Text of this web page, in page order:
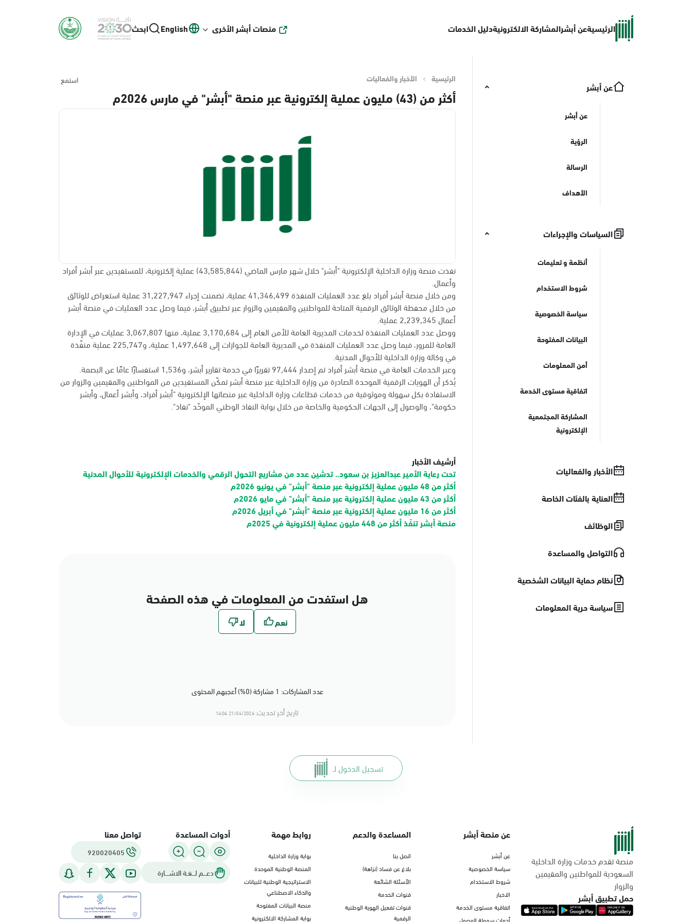
الرئيسيةعن أبشرالمشاركة الالكترونيةدليل الخدمات منصات أبشر الأخرى English ابحث
عن أبشر
عن أبشر
الرؤية
الرسالة
الأهداف
السياسات والإجراءات
أنظمة و تعليمات
شروط الاستخدام
سياسة الخصوصية
البيانات المفتوحة
أمن المعلومات
اتفاقية مستوى الخدمة
المشاركة المجتمعية
الإلكترونية
الأخبار والفعاليات
العناية بالفئات الخاصة
الوظائف
التواصل والمساعدة
نظام حماية البيانات الشخصية
سياسة حرية المعلومات
الرئيسية الأخبار والفعاليات استمع
أكثر من (43) مليون عملية إلكترونية عبر منصة "أبشر" في مارس 2026م
نفذت منصة وزارة الداخلية الإلكترونية "أبشر" خلال شهر مارس الماضي (43,585,844) عملية إلكترونية، للمستفيدين عبر أبشر أفراد
وأعمال.
ومن خلال منصة أبشر أفراد بلغ عدد العمليات المنفذة 41,346,499 عملية، تضمنت إجراء 31,227,947 عملية استعراض للوثائق
من خلال محفظة الوثائق الرقمية المتاحة للمواطنين والمقيمين والزوار عبر تطبيق أبشر، فيما وصل عدد العمليات في منصة أبشر
أعمال 2,239,345 عملية.
ووصل عدد العمليات المنفذة لخدمات المديرية العامة للأمن العام إلى 3,170,684 عملية، منها 3,067,807 عمليات في الإدارة
العامة للمرور، فيما وصل عدد العمليات المنفذة في المديرية العامة للجوازات إلى 1,497,648 عملية، و225,747 عملية منفّذة
في وكالة وزارة الداخلية للأحوال المدنية.
وعبر الخدمات العامة في منصة أبشر أفراد تم إصدار 97,444 تقريرًا في خدمة تقارير أبشر، و1,536 استفسارًا عامًا عن البصمة.
يُذكر أن الهويات الرقمية الموحدة الصادرة من وزارة الداخلية عبر منصة أبشر تمكّن المستفيدين من المواطنين والمقيمين والزوار من
الاستفادة بكل سهولة وموثوقية من خدمات قطاعات وزارة الداخلية عبر منصاتها الإلكترونية "أبشر أفراد، وأبشر أعمال، وأبشر
حكومة"، والوصول إلى الجهات الحكومية والخاصة من خلال بوابة النفاذ الوطني الموحّد "نفاذ".
أرشيف الأخبار
تحت رعاية الأمير عبدالعزيز بن سعود.. تدشين عدد من مشاريع التحول الرقمي والخدمات الإلكترونية للأحوال المدنية
أكثر من 48 مليون عملية إلكترونية عبر منصة "أبشر" في يونيو 2026م
أكثر من 43 مليون عملية إلكترونية عبر منصة "أبشر" في مايو 2026م
أكثر من 16 مليون عملية إلكترونية عبر منصة "أبشر" في أبريل 2026م
منصة أبشر تنفّذ أكثر من 448 مليون عملية إلكترونية في 2025م
هل استفدت من المعلومات في هذه الصفحة
عدد المشاركات: 1 مشاركة (0%) أعجبهم المحتوى
تاريخ أخر تحديث:21/04/2026 14:04
تسجيل الدخول لـ
منصة تقدم خدمات وزارة الداخلية
السعودية للمواطنين والمقيمين
والزوار
حمل تطبيق أبشر
عن منصة أبشر
عن أبشر
سياسة الخصوصية
شروط الاستخدام
الاخبار
اتفاقية مستوى الخدمة
أدوات سهولة الوصول
المساعدة والدعم
اتصل بنا
بلاغ عن فساد (نزاهة)
الأسئلة الشائعة
قنوات الخدمة
قنوات تفعيل الهوية الوطنية
الرقمية
روابط مهمة
بوابة وزارة الداخلية
المنصة الوطنية الموحدة
الاستراتيجية الوطنية للبيانات
والذكاء الاصطناعي
منصة البيانات المفتوحة
بوابة المشاركة الالكترونية
أدوات المساعدة
دعـــم لـــغـة الاشــــارة
تواصل معنا
920020405